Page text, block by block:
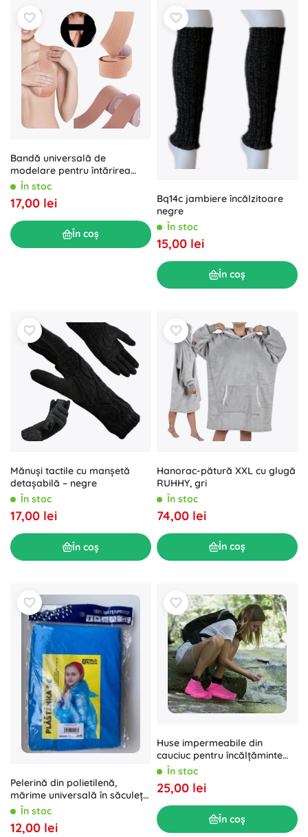
Bandă universală de
modelare pentru întărirea
decolteului
În stoc
17,00 lei
În coș
Bq14c jambiere încălzitoare
negre
În stoc
15,00 lei
În coș
Mănuși tactile cu manșetă
detașabilă – negre
În stoc
17,00 lei
În coș
Hanorac-pătură XXL cu glugă
RUHHY, gri
În stoc
74,00 lei
În coș
Pelerină din polietilenă,
mărime universală în săculeț
9×13 cm
În stoc
12,00 lei
Huse impermeabile din
cauciuc pentru încălțăminte
mărimea „35-39” - roz închis
În stoc
25,00 lei
În coș